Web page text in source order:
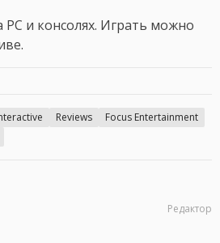
PC и консолях. Играть можно
Reviews
Focus Entertainment
Редактор